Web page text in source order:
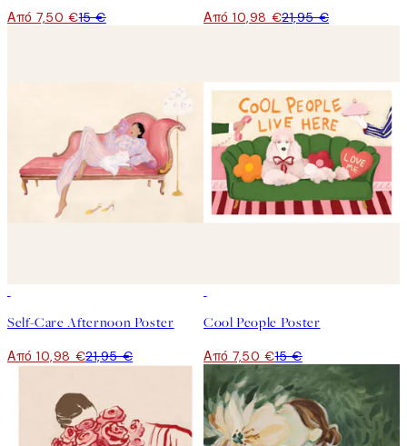
Από 7,50 €15 € Από 10,98 €21,95 €
Self-Care Afternoon Poster
Από 10,98 €21,95 €
Cool People Poster
Από 7,50 €15 €